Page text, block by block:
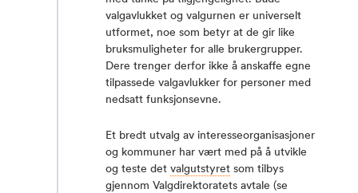
valgavlukket og valgurnen er universelt
utformet, noe som betyr at de gir like
bruksmuligheter for alle brukergrupper.
Dere trenger derfor ikke å anskaffe egne
tilpassede valgavlukker for personer med
nedsatt funksjonsevne.
Et bredt utvalg av interesseorganisasjoner
og kommuner har vært med på å utvikle
og teste det valgutstyret som tilbys
gjennom Valgdirektoratets avtale (se